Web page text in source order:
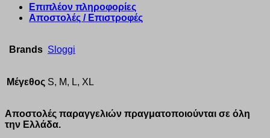
Επιπλέον πληροφορίες
Αποστολές / Επιστροφές
Brands Sloggi
Μέγεθος S, M, L, XL
Αποστολές παραγγελιών πραγματοποιούνται σε όλη
την Ελλάδα.